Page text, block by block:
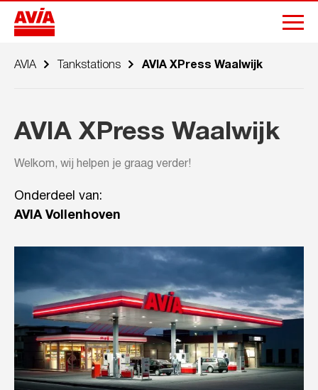
AVIA Tankstations AVIA XPress Waalwijk
AVIA XPress Waalwijk
Welkom, wij helpen je graag verder!
Onderdeel van:
AVIA Vollenhoven